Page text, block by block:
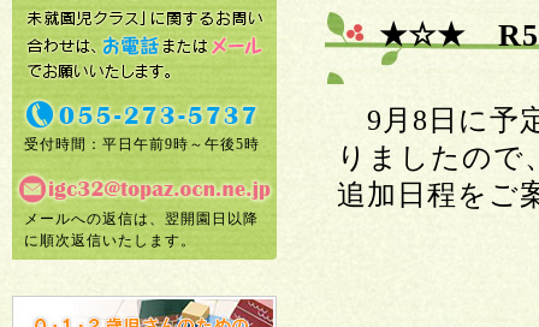
受付時間：平日午前9時～午後5時
メールへの返信は、翌開園日以降
に順次返信いたします。
★☆★ R5
9月8日に予
りましたので
追加日程をご